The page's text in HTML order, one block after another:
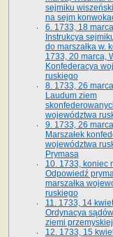
sejmiku
na sejm
6. 1733, 18
Instrukcya
do marszałka w.
1733, 20 marca,
Konfederacya
ruskiego
8. 1733, 26
Laudum ziem
województwa
9. 1733, 26
Marszałek
województwa
Prymasa
10. 1733, koniec
Odpowiedź
marszałka
ruskiego
11. 1733, 14
Ordynacya
ziemi przemyskiej
12. 1733, 15